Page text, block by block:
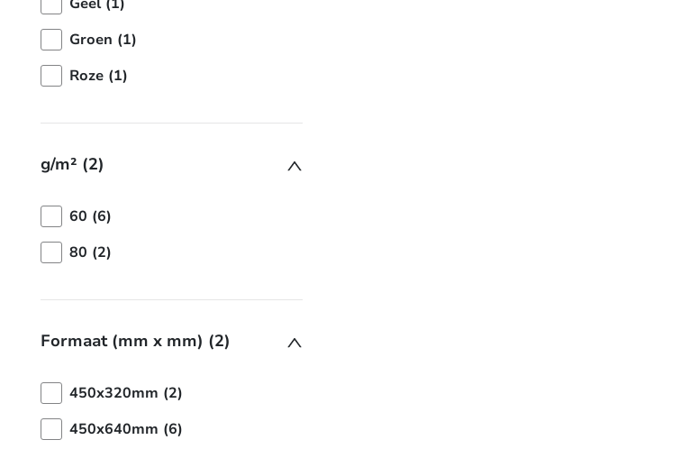
Groen (1)
Roze (1)
g/m² (2)
60 (6)
80 (2)
Formaat (mm x mm) (2)
450x320mm (2)
450x640mm (6)